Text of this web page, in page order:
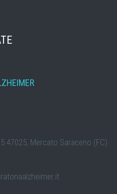
47025, Mercato Saraceno (FC)